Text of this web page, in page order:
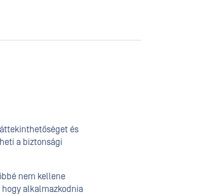
és
a biztonsági
nem kellene
alkalmazkodnia